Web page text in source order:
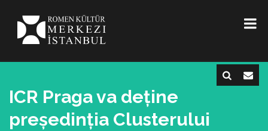
ICR Praga va deține
președinția Clusterului